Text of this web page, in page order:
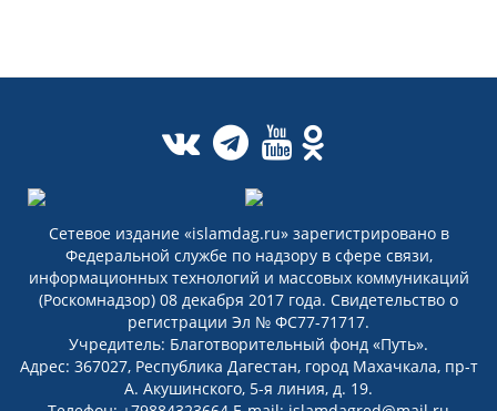
Сетевое издание «islamdag.ru» зарегистрировано в
Федеральной службе по надзору в сфере связи,
информационных технологий и массовых коммуникаций
(Роскомнадзор) 08 декабря 2017 года. Свидетельство о
регистрации Эл № ФС77-71717.
Учредитель: Благотворительный фонд «Путь».
Адрес: 367027, Республика Дагестан, город Махачкала, пр-т
А. Акушинского, 5-я линия, д. 19.